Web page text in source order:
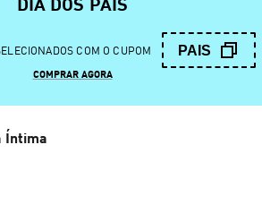
COM O CUPOM PAIS
COMPRAR AGORA
Íntima